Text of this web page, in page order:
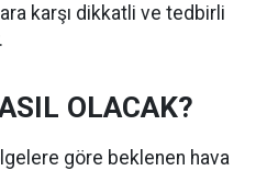
karşı dikkatli ve tedbirli
OLACAK?
göre beklenen hava